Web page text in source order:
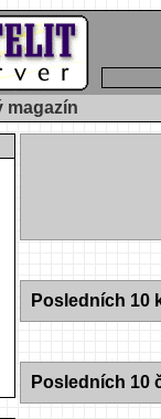
magazín
Posledních 10
Posledních 10